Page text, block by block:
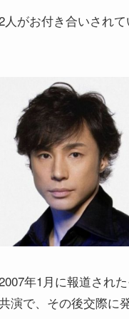
がお付き合いされ
年1月に報道され
で、その後交際に